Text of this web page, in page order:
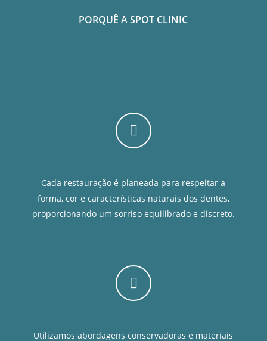
PORQUÊ A SPOT CLINIC
Cada restauração é planeada para respeitar a
forma, cor e características naturais dos dentes,
proporcionando um sorriso equilibrado e discreto.
Utilizamos abordagens conservadoras e materiais